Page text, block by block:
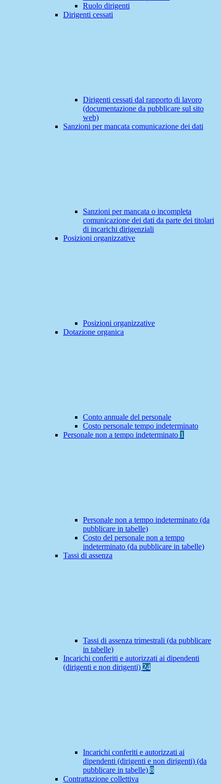
Ruolo dirigenti
Dirigenti cessati
Dirigenti cessati dal rapporto di lavoro
(documentazione da pubblicare sul sito
web)
Sanzioni per mancata comunicazione dei dati
Sanzioni per mancata o incompleta
comunicazione dei dati da parte dei titolari
di incarichi dirigenziali
Posizioni organizzative
Posizioni organizzative
Dotazione organica
Conto annuale del personale
Costo personale tempo indeterminato
Personale non a tempo indeterminato 1
Personale non a tempo indeterminato (da
pubblicare in tabelle)
Costo del personale non a tempo
indeterminato (da pubblicare in tabelle)
Tassi di assenza
Tassi di assenza trimestrali (da pubblicare
in tabelle)
Incarichi conferiti e autorizzati ai dipendenti
(dirigenti e non dirigenti) 24
Incarichi conferiti e autorizzati ai
dipendenti (dirigenti e non dirigenti) (da
pubblicare in tabelle) 8
Contrattazione collettiva